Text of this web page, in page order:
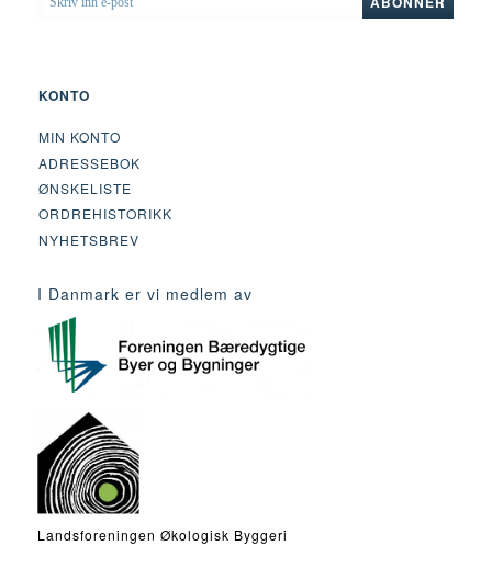
INN
KONTO
MIN KONTO
ADRESSEBOK
ØNSKELISTE
ORDREHISTORIKK
NYHETSBREV
I Danmark er vi medlem av
Landsforeningen Økologisk Byggeri